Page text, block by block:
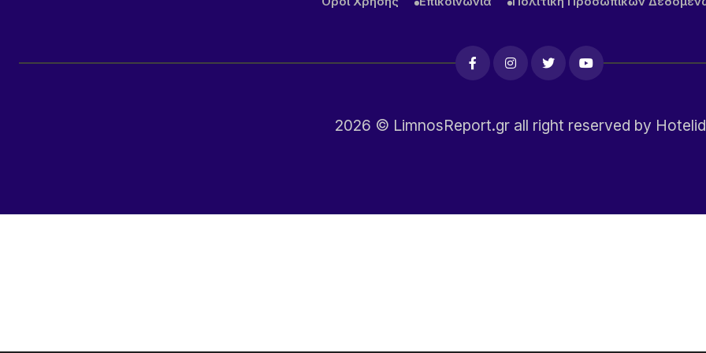
2026 © LimnosReport.gr all right reserved by